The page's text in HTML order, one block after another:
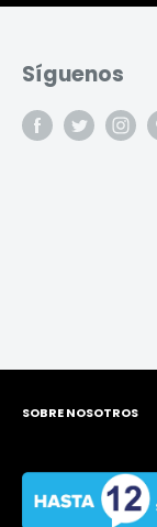
Síguenos
SOBRE NOSOTROS
en todo Chile de
Jardinería,